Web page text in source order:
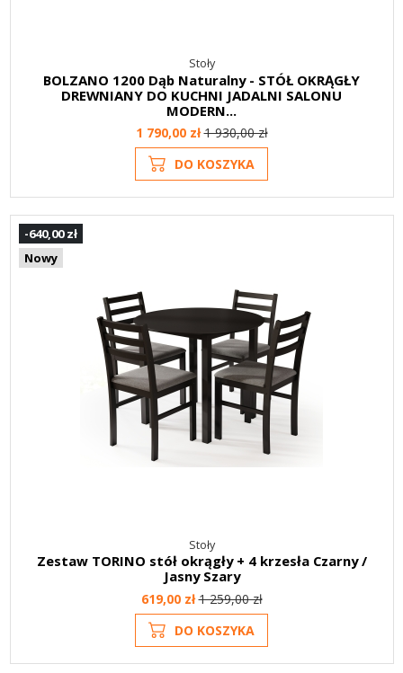
Stoły
BOLZANO 1200 Dąb Naturalny - STÓŁ OKRĄGŁY
DREWNIANY DO KUCHNI JADALNI SALONU
MODERN...
1 790,00 zł1 930,00 zł
DO KOSZYKA
-640,00 zł
Nowy
Stoły
Zestaw TORINO stół okrągły + 4 krzesła Czarny /
Jasny Szary
619,00 zł1 259,00 zł
DO KOSZYKA